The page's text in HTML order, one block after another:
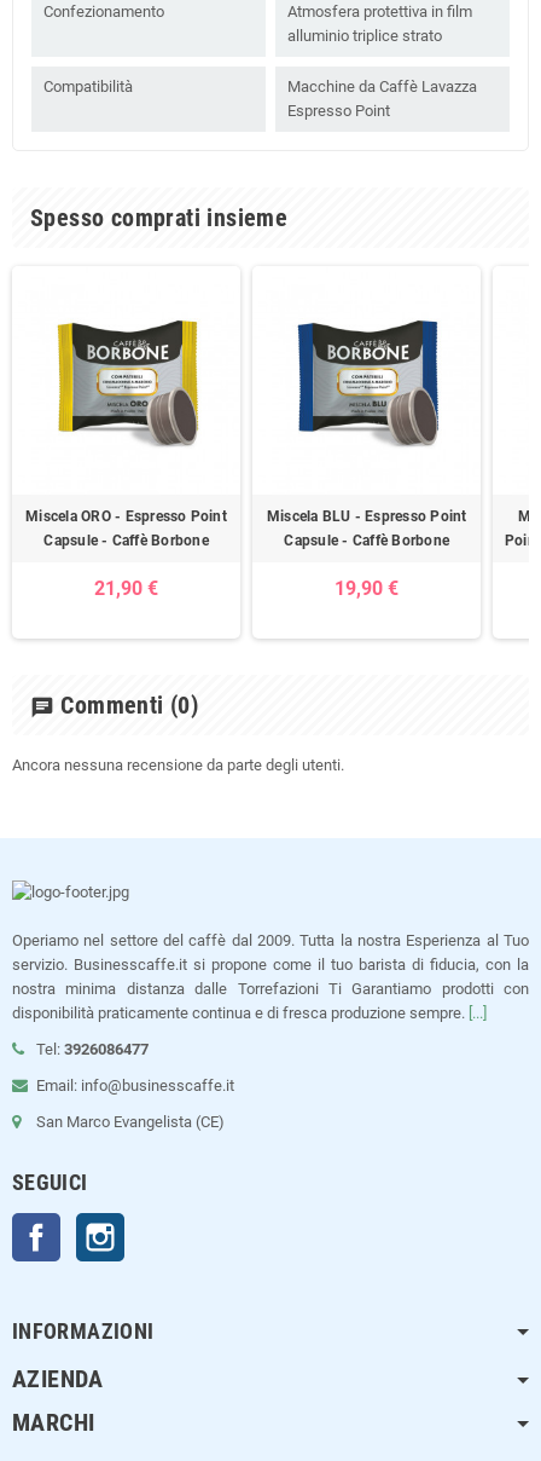
Confezionamento
Atmosfera protettiva in film
alluminio triplice strato
Compatibilità
Macchine da Caffè Lavazza
Espresso Point
Spesso comprati insieme
Miscela ORO - Espresso Point
Capsule - Caffè Borbone
21,90 €
Miscela BLU - Espresso Point
Capsule - Caffè Borbone
19,90 €
chat Commenti (0)
Ancora nessuna recensione da parte degli utenti.
Operiamo nel settore del caffè dal 2009. Tutta la nostra Esperienza al Tuo
servizio. Businesscaffe.it si propone come il tuo barista di fiducia, con la
nostra minima distanza dalle Torrefazioni Ti Garantiamo prodotti con
disponibilità praticamente continua e di fresca produzione sempre. [...]
Tel: 3926086477
Email: info@businesscaffe.it
San Marco Evangelista (CE)
SEGUICI
Facebook
INFORMAZIONI
AZIENDA
MARCHI